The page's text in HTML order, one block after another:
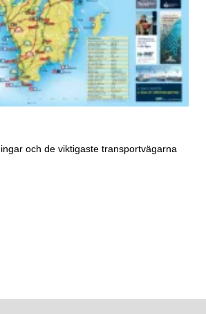
och de viktigaste transportvägarna